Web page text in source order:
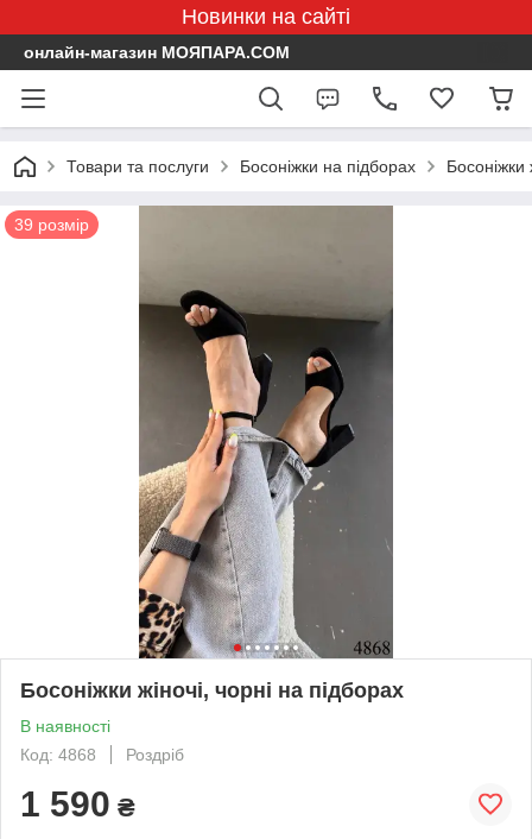
Новинки на сайті
онлайн-магазин МОЯПАРА.COM
Товари та послуги Босоніжки на підборах Босоніжки
39 розмір
Босоніжки жіночі, чорні на підборах
В наявності
Код: 4868
Роздріб
1 590 ₴